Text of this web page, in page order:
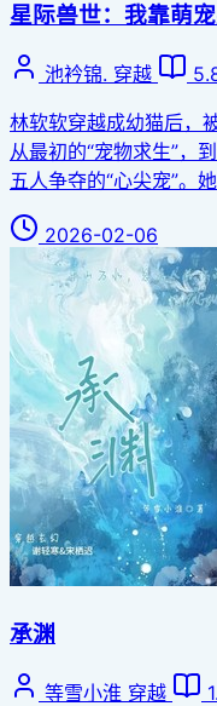
星际兽世：我靠萌
池衿锦. 穿越
林软软穿越成幼猫后，
从最初的“宠物求生”，
五人争夺的“心尖宠”。
2026-02-06
承渊
等雪小淮 穿越